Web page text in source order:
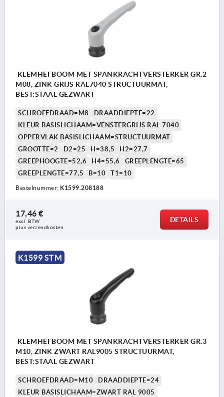
KLEMHEFBOOM MET SPANKRACHTVERSTERKER GR.2
M08, ZINK GRIJS RAL7040 STRUCTUURMAT,
BEST:STAAL GEZWART
SCHROEFDRAAD=M8
DRAADDIEPTE=22
KLEUR BASISLICHAAM=VENSTERGRIJS RAL 7040
OPPERVLAK BASISLICHAAM=STRUCTUURMAT
GROOTTE=2
D2=25 H=38,5
H2=27,7
GREEPHOOGTE=52,6
H4=55,6
GREEPLENGTE=65
GREEPLENGTE=77,5
B=10 T1=10
Bestelnummer: K1599.208188
17,46 €
excl. BTW
plus verzendkosten
DETAILS
K1599 STM
KLEMHEFBOOM MET SPANKRACHTVERSTERKER GR.3
M10, ZINK ZWART RAL9005 STRUCTUURMAT,
BEST:STAAL GEZWART
SCHROEFDRAAD=M10
DRAADDIEPTE=24
KLEUR BASISLICHAAM=ZWART RAL 9005